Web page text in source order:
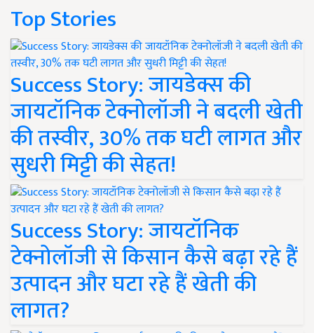
Top Stories
Success Story: जायडेक्स की
जायटॉनिक टेक्नोलॉजी ने बदली खेती
की तस्वीर, 30% तक घटी लागत और
सुधरी मिट्टी की सेहत!
Success Story: जायटॉनिक
टेक्नोलॉजी से किसान कैसे बढ़ा रहे हैं
उत्पादन और घटा रहे हैं खेती की
लागत?